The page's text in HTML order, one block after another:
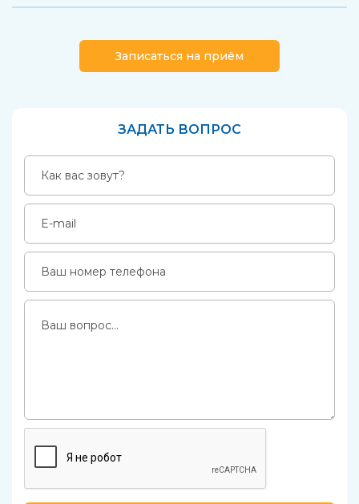
Записаться на приём
ЗАДАТЬ ВОПРОС